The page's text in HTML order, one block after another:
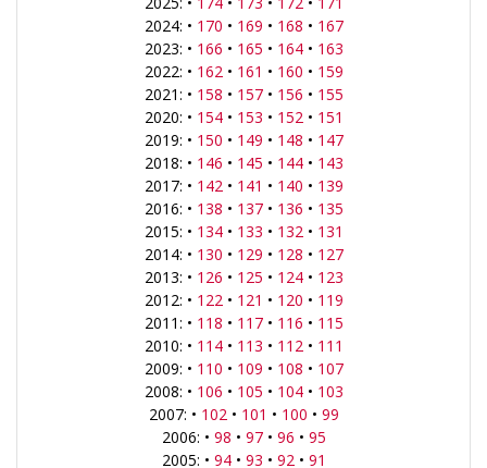
2024: • 170 • 169 • 168 • 167
2023: • 166 • 165 • 164• 163
2022: • 162• 161 • 160 • 159
2021: • 158 • 157• 156 • 155
2020: • 154• 153 • 152• 151
2019: • 150 • 149 • 148 • 147
2018: • 146 • 145 • 144• 143
2017: • 142• 141 • 140 • 139
2016: • 138 • 137• 136 • 135
2015: • 134• 133 • 132• 131
2014: • 130 • 129 • 128 • 127
2013: • 126 • 125 • 124• 123
2012: • 122• 121 • 120 • 119
2011: • 118 • 117• 116 • 115
2010: • 114• 113 • 112• 111
2009: • 110 • 109 • 108 • 107
2008: • 106 • 105 • 104• 103
2007: • 102• 101 • 100 • 99
2006: • 98 • 97• 96 • 95
2005: • 94• 93 • 92• 91